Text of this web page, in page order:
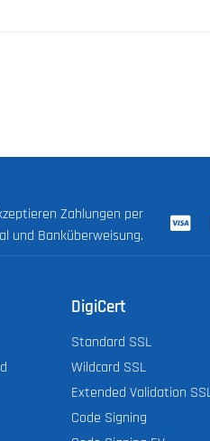
Zahlungen per
und Banküberweisung.
DigiCert
Standard SSL
Wildcard SSL
Extended Validation SSL
Code Signing